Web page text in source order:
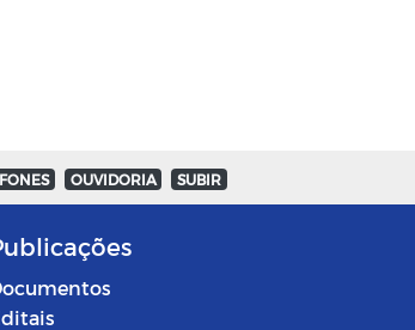
OUVIDORIA SUBIR